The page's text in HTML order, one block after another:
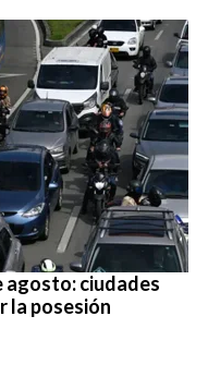
agosto: ciudades
la posesión